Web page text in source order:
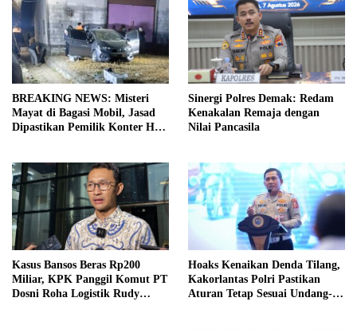
BREAKING NEWS: Misteri
Mayat di Bagasi Mobil, Jasad
Dipastikan Pemilik Konter HP
Sinergi Polres Demak: Redam
Kenakalan Remaja dengan
Nilai Pancasila
Kasus Bansos Beras Rp200
Miliar, KPK Panggil Komut PT
Dosni Roha Logistik Rudy
Hoaks Kenaikan Denda Tilang,
Kakorlantas Polri Pastikan
Aturan Tetap Sesuai Undang-